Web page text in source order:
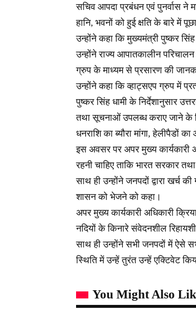
सचिव आपदा प्रबंधन एवं पुनर्वास ने
हानि, भवनों को हुई क्षति के बारे में
उन्होंने कहा कि मुख्यमंत्री पुष्कर
उन्होंने राज्य आपातकालीन
ग्रुप के माध्यम से प्रसारण की
उन्होंने कहा कि व्हाट्सएप ग्रुप में
पुष्कर सिंह धामी के निर्देशानुसार
तथा सूचनाओं उपलब्ध कराए जाने के
धनराशि का ब्यौरा मांगा, हेलीपैडों
इस अवसर पर अपर मुख्य
रहनी चाहिए ताकि भारत सरकार
साथ ही उन्होंने जनपदों द्वारा खर्च
शासन को भेजने को कहा।
अपर मुख्य कार्यकारी अधिकारी
नदियों के किनारे संवेदनशील
साथ ही उन्होंने सभी जनपदों में ऐसे
स्थिति में उन्हें तुरंत उन्हें एक्टिवेट
You Might Also